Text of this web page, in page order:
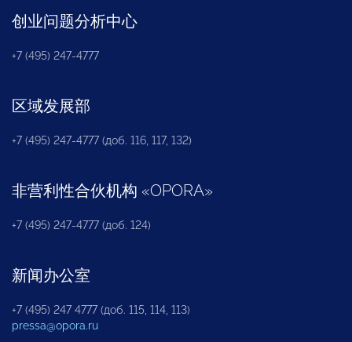
创业问题分析中心
+7 (495) 247-4777
区域发展部
+7 (495) 247-4777 (доб. 116, 117, 132)
非营利性合伙机构 «OPORA»
+7 (495) 247-4777 (доб. 124)
新闻办公室
+7 (495) 247 4777 (доб. 115, 114, 113)
pressa@opora.ru